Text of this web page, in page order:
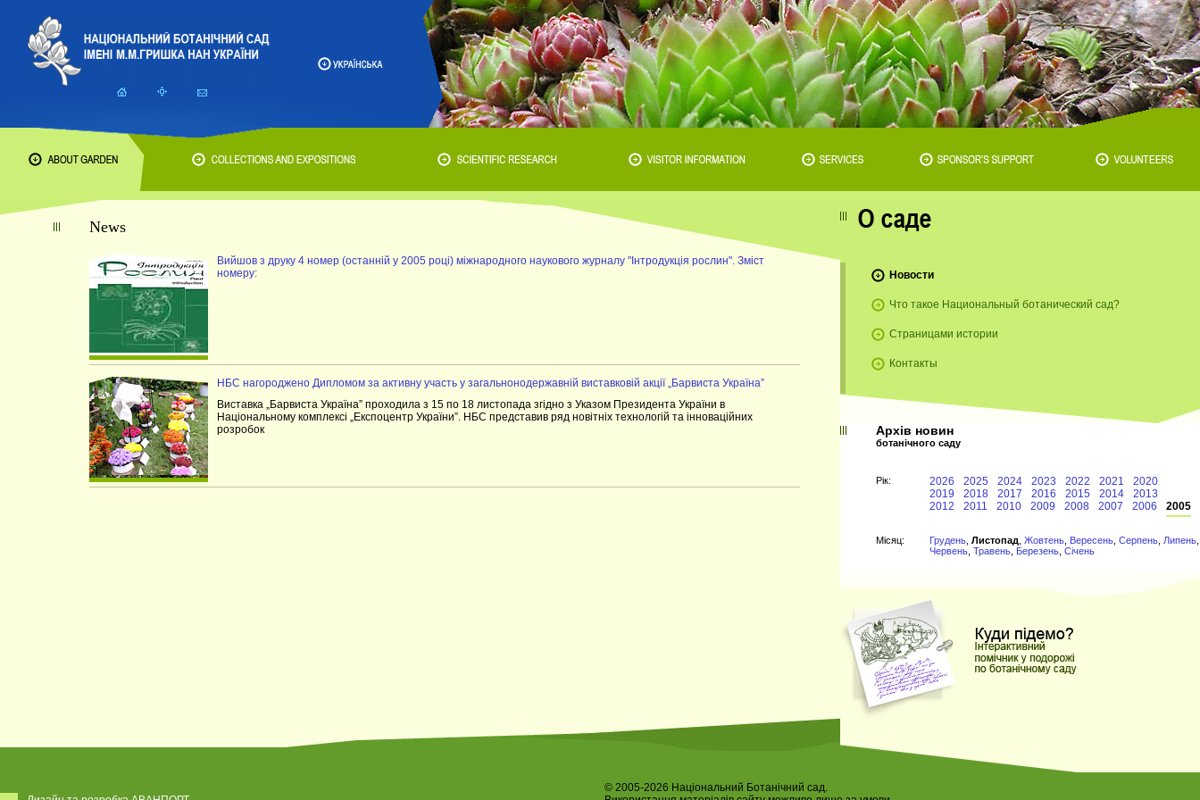
News
Вийшов з друку 4 номер (останній у 2005 році) міжнародного наукового журналу "Інтродукція рослин". Зміст
номеру:
НБС нагороджено Дипломом за активну участь у загальнонодержавній виставковій акції „Барвиста Україна”
Виставка „Барвиста Україна” проходила з 15 по 18 листопада згідно з Указом Президента України в
Національному комплексі „Експоцентр України”. НБС представив ряд новітніх технологій та інноваційних
розробок
Новости
Что такое Национальный ботанический сад?
Страницами истории
Контакты
Архів новин
ботанічного саду
Рiк: 2026 2025 2024 2023 2022 2021
2020
2019
2018 2017 2016 2015 2014
2013
2012
2011 2010 2009 2008 2007 2006 2005
Мiсяц: Грудень Листопад Жовтень Вересень Серпень Липень
Червень Травень Березень Січень
© 2005-2026 Національний Ботанічний сад.